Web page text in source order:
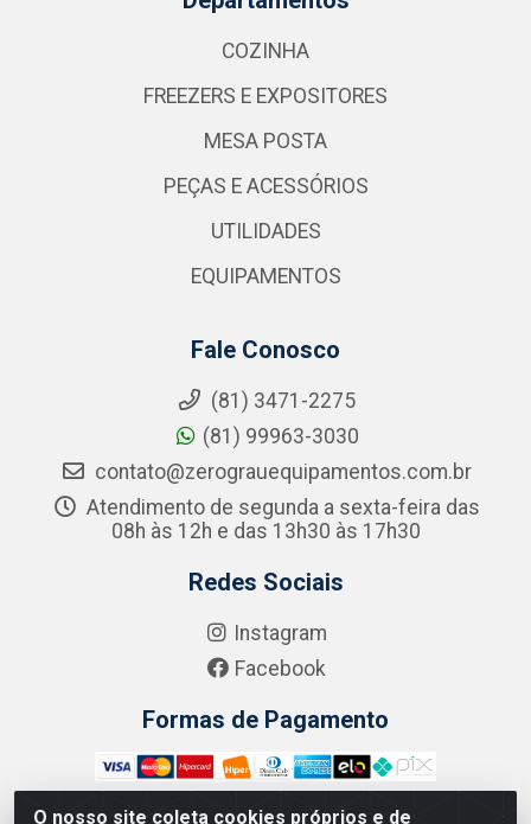
O nosso site coleta cookies próprios e de
COZINHA
FREEZERS E EXPOSITORES
MESA POSTA
PEÇAS E ACESSÓRIOS
UTILIDADES
EQUIPAMENTOS
Fale Conosco
(81) 3471-2275
(81) 99963-3030
contato@zerograuequipamentos.com.br
Atendimento de segunda a sexta-feira das
08h às 12h e das 13h30 às 17h30
Redes Sociais
Instagram
Facebook
Formas de Pagamento